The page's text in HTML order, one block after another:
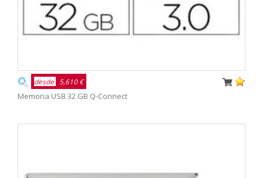
desde 5,610 €
Memoria USB 32 GB Q-Connect